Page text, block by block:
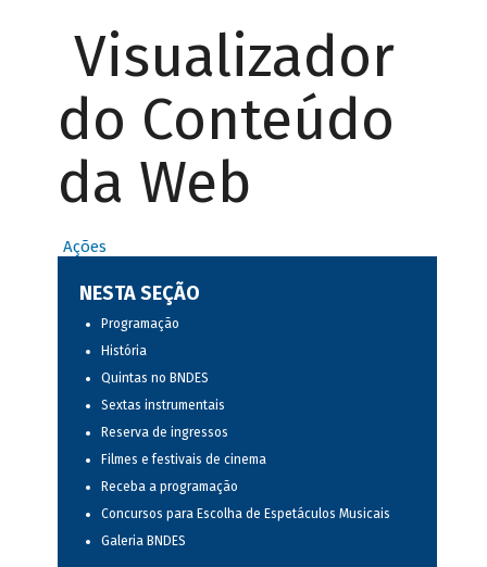
Visualizador
do Conteúdo
da Web
Ações
NESTA SEÇÃO
Programação
História
Quintas no BNDES
Sextas instrumentais
Reserva de ingressos
Filmes e festivais de cinema
Receba a programação
Concursos para Escolha de Espetáculos Musicais
Galeria BNDES